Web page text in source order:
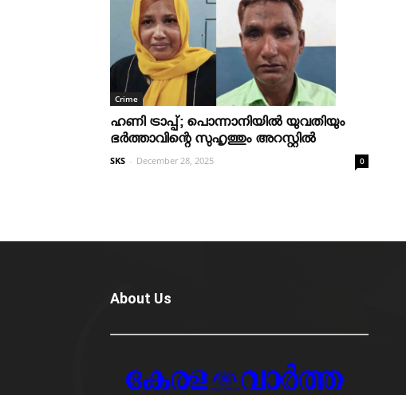
Crime
ഹണി ട്രാപ്പ്; പൊന്നാനിയില്‍ യുവതിയും
ഭര്‍ത്താവിന്റെ സുഹൃത്തും അറസ്റ്റില്‍
SKS - December 28, 2025 0
About Us